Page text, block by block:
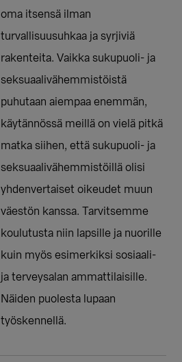
oma itsensä ilman
turvallisuusuhkaa ja syrjiviä
rakenteita. Vaikka sukupuoli- ja
seksuaalivähemmistöistä
puhutaan aiempaa enemmän,
käytännössä meillä on vielä pitkä
matka siihen, että sukupuoli- ja
seksuaalivähemmistöillä olisi
yhdenvertaiset oikeudet muun
väestön kanssa. Tarvitsemme
koulutusta niin lapsille ja nuorille
kuin myös esimerkiksi sosiaali-
ja terveysalan ammattilaisille.
Näiden puolesta lupaan
työskennellä.